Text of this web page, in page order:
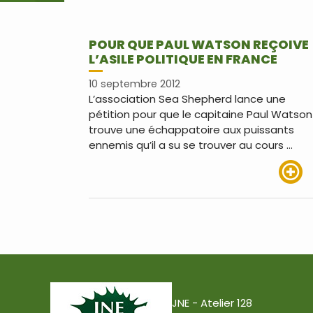
POUR QUE PAUL WATSON REÇOIVE
L’ASILE POLITIQUE EN FRANCE
10 septembre 2012
L’association Sea Shepherd lance une
pétition pour que le capitaine Paul Watson
trouve une échappatoire aux puissants
ennemis qu’il a su se trouver au cours …
JNE - Atelier 128